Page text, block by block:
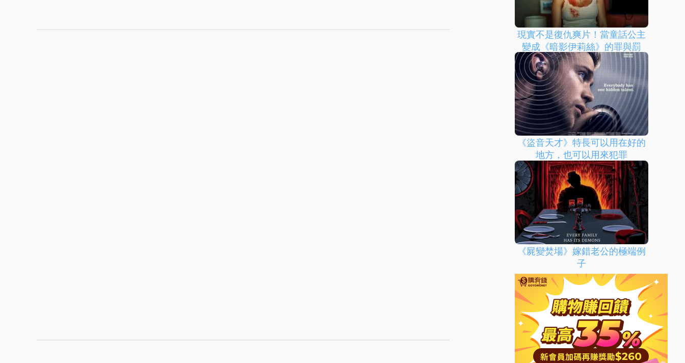
現實不是復仇爽片！當童話公主
變成《暗影伊莉絲》的罪與罰
《盜音天才》特長可以用在好的
地方，也可以用來犯罪
《屍變焚場》嫁錯老公的極端例
子